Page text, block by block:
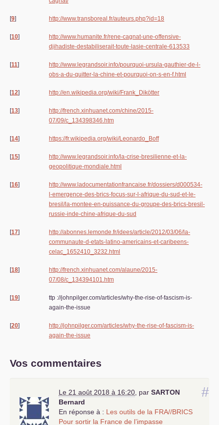
[9] http://www.transboreal.fr/auteurs.php?id=18
[10]
http://www.humanite.fr/rene-cagnat-une-offensive-
djihadiste-destabiliserait-toute-lasie-centrale-613533
[11]
http://www.legrandsoir.info/pourquoi-ursula-gauthier-de-l-
obs-a-du-quitter-la-chine-et-pourquoi-on-s-en-f.html
[12] http://en.wikipedia.org/wiki/Frank_Dikötter
[13]
http://french.xinhuanet.com/chine/2015-
07/09/c_134398346.htm
[14] https://fr.wikipedia.org/wiki/Leonardo_Boff
[15]
http://www.legrandsoir.info/la-crise-bresilienne-et-la-
geopolitique-mondiale.html
[16]
http://www.ladocumentationfrancaise.fr/dossiers/d000534-
l-emergence-des-brics-focus-sur-l-afrique-du-sud-et-le-
bresil/la-montee-en-puissance-du-groupe-des-brics-bresil-
russie-inde-chine-afrique-du-sud
[17]
http://abonnes.lemonde.fr/idees/article/2012/03/06/la-
communaute-d-etats-latino-americains-et-caribeens-
celac_1652410_3232.html
[18]
http://french.xinhuanet.com/alaune/2015-
07/08/c_134394101.htm
[19]
ttp ://johnpilger.com/articles/why-the-rise-of-fascism-is-
again-the-issue
[20]
http://johnpilger.com/articles/why-the-rise-of-fascism-is-
again-the-issue
Vos commentaires
#
Le 21 août 2018 à 16:20, par SARTON
Bernard
En réponse à : Les outils de la FRA//BRICS
Pour sortir la France de l’impasse